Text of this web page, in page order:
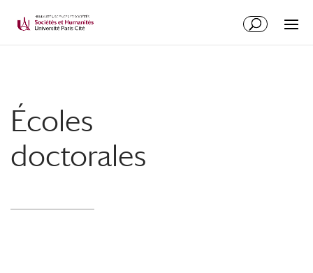
Écoles
doctorales